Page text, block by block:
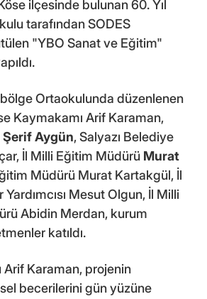
ilçesinde bulunan 60. Yıl
tarafından SODES
"YBO Sanat ve Eğitim"
bölge Ortaokulunda düzenlenen
Kaymakamı Arif Karaman,
Şerif Aygün, Salyazı Belediye
İl Milli Eğitim Müdürü Murat
Müdürü Murat Kartakgül, İl
Mesut Olgun, İl Milli
Abidin Merdan, kurum
katıldı.
Arif Karaman, projenin
becerilerini gün yüzüne